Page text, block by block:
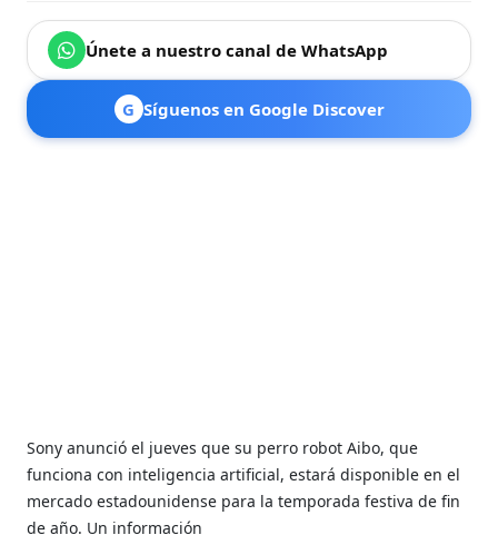
Únete a nuestro canal de WhatsApp
G Síguenos en Google Discover
Sony anunció el jueves que su perro robot Aibo, que
funciona con inteligencia artificial, estará disponible en el
mercado estadounidense para la temporada festiva de fin
de año. Un información